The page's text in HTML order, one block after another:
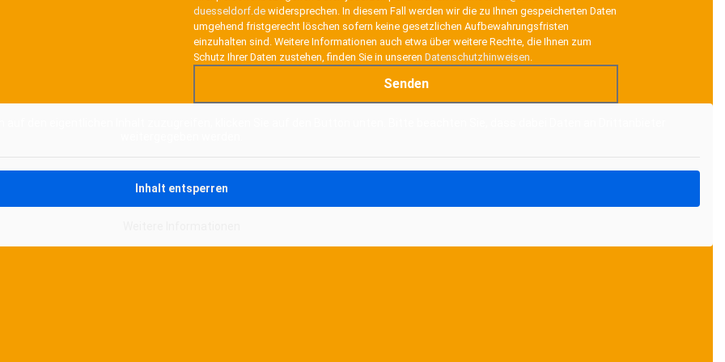
duesseldorf.de widersprechen. In diesem Fall werden wir die zu Ihnen gespeicherten Daten
umgehend fristgerecht löschen sofern keine gesetzlichen Aufbewahrungsfristen
einzuhalten sind. Weitere Informationen auch etwa über weitere Rechte, die Ihnen zum
Schutz Ihrer Daten zustehen, finden Sie in unseren Datenschutzhinweisen.
Inhalt entsperren